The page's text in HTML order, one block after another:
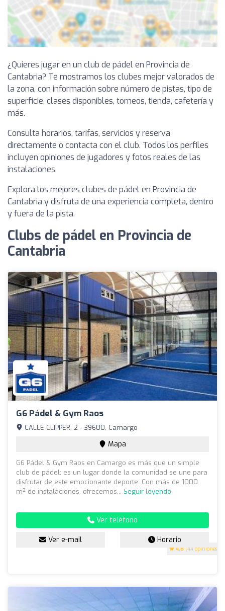
¿Quieres jugar en un club de pádel en Provincia de
Cantabria? Te mostramos los clubes mejor valorados de
la zona, con información sobre número de pistas, tipo de
superficie, clases disponibles, torneos, tienda, cafetería y
más.
Consulta horarios, tarifas, servicios y reserva
directamente o contacta con el club. Todos los perfiles
incluyen opiniones de jugadores y fotos reales de las
instalaciones.
Explora los mejores clubes de pádel en Provincia de
Cantabria y disfruta de una experiencia completa, dentro
y fuera de la pista.
Clubs de pádel en Provincia de
Cantabria
G6 Pádel & Gym Raos
4.8 (44 opiniones)
CALLE CLIPPER, 2 - 39600, Camargo
Mapa
G6 Pádel & Gym Raos en Camargo es más que un simple
club de pádel; es un lugar donde la comunidad se une para
disfrutar de este emocionante deporte. Con más de 1000
m² de instalaciones, ofrecemos... Seguir leyendo
Ver teléfono
Ver e-mail Horario